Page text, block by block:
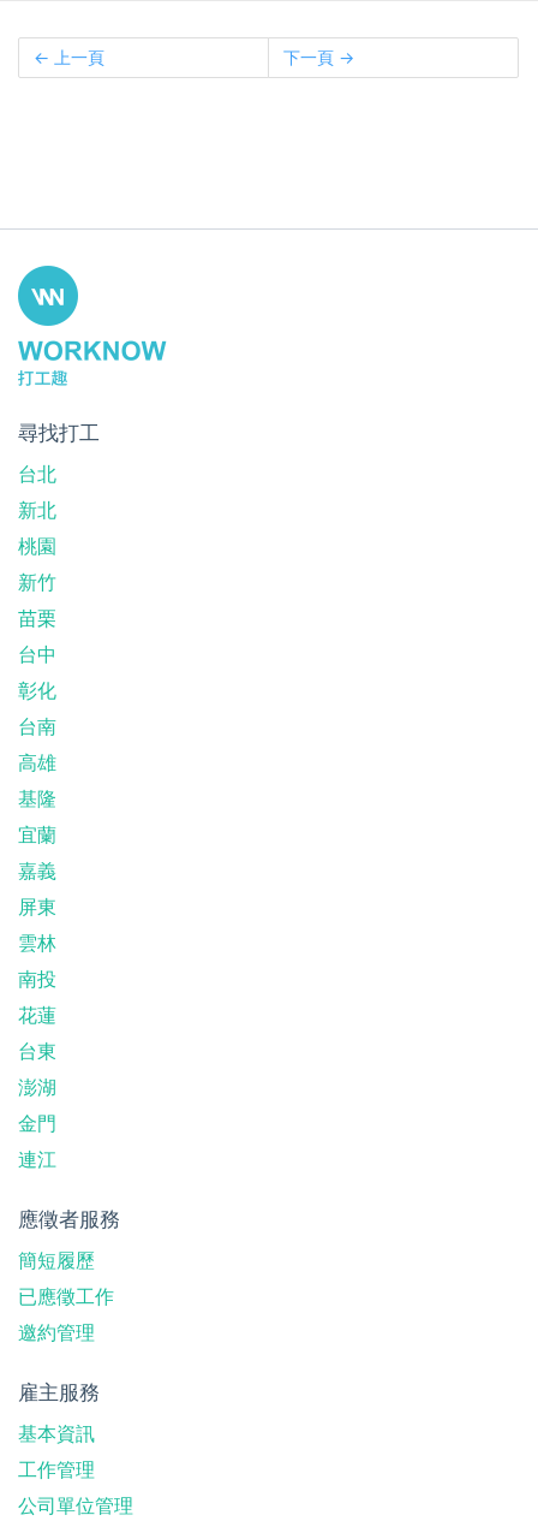
← 上一頁 下一頁 →
尋找打工
台北
新北
桃園
新竹
苗栗
台中
彰化
台南
高雄
基隆
宜蘭
嘉義
屏東
雲林
南投
花蓮
台東
澎湖
金門
連江
應徵者服務
簡短履歷
已應徵工作
邀約管理
雇主服務
基本資訊
工作管理
公司單位管理